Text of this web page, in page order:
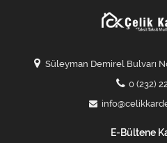
Süleyman Demirel Bulvarı
0 (232)
E-Bültene